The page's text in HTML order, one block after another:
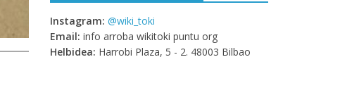
Instagram: @wiki_toki
Email: info arroba wikitoki puntu org
Helbidea: Harrobi Plaza, 5 - 2. 48003 Bilbao